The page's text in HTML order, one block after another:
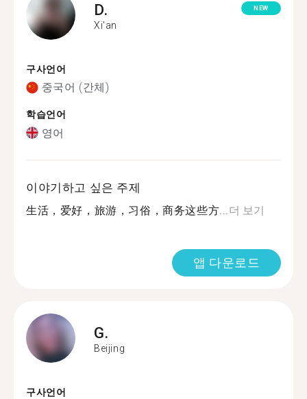
D.
Xi'an
NEW
구사언어
중국어 (간체)
학습언어
영어
이야기하고 싶은 주제
生活，爱好，旅游，习俗，商务这些方... 더 보기
앱 다운로드
G.
Beijing
구사언어